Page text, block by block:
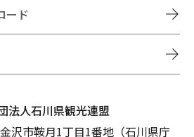
ード
法人石川県観光連盟
沢市鞍月1丁目1番地（石川県庁